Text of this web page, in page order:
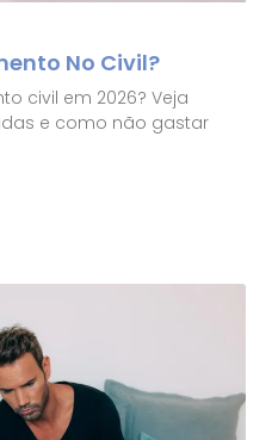
No Civil?
civil em 2026? Veja
e como não gastar